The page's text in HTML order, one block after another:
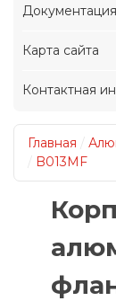
Документация
Карта сайта
Контактная
Главная
B013MF